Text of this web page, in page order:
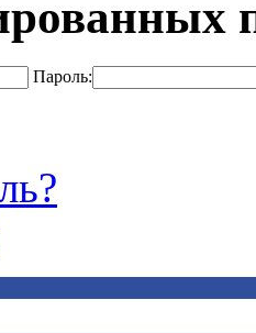
Пароль: